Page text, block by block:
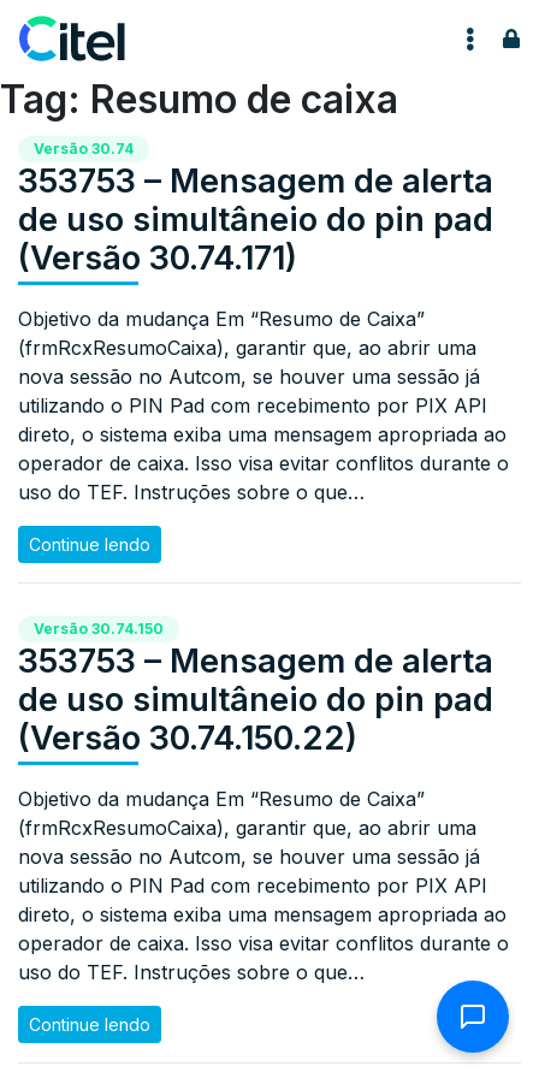
Pular para o conteúdo
Tag: Resumo de caixa
Versão 30.74
353753 – Mensagem de alerta
de uso simultâneio do pin pad
(Versão 30.74.171)
Objetivo da mudança Em “Resumo de Caixa”
(frmRcxResumoCaixa), garantir que, ao abrir uma
nova sessão no Autcom, se houver uma sessão já
utilizando o PIN Pad com recebimento por PIX API
direto, o sistema exiba uma mensagem apropriada ao
operador de caixa. Isso visa evitar conflitos durante o
uso do TEF. Instruções sobre o que…
Continue lendo
Versão 30.74.150
353753 – Mensagem de alerta
de uso simultâneio do pin pad
(Versão 30.74.150.22)
Objetivo da mudança Em “Resumo de Caixa”
(frmRcxResumoCaixa), garantir que, ao abrir uma
nova sessão no Autcom, se houver uma sessão já
utilizando o PIN Pad com recebimento por PIX API
direto, o sistema exiba uma mensagem apropriada ao
operador de caixa. Isso visa evitar conflitos durante o
uso do TEF. Instruções sobre o que…
Continue lendo